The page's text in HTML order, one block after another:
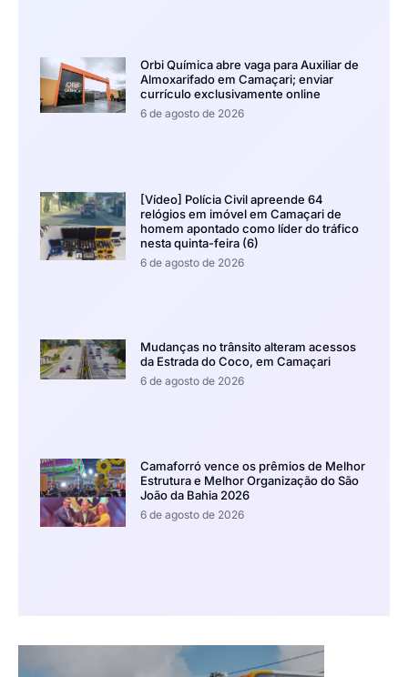
Orbi Química abre vaga para Auxiliar de
Almoxarifado em Camaçari; enviar
currículo exclusivamente online
6 de agosto de 2026
[Vídeo] Polícia Civil apreende 64
relógios em imóvel em Camaçari de
homem apontado como líder do tráfico
nesta quinta-feira (6)
6 de agosto de 2026
Mudanças no trânsito alteram acessos
da Estrada do Coco, em Camaçari
6 de agosto de 2026
Camaforró vence os prêmios de Melhor
Estrutura e Melhor Organização do São
João da Bahia 2026
6 de agosto de 2026